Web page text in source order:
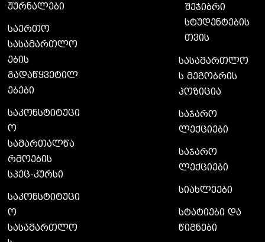
ჟურნალები
საერთო
სასამართლო
ების
გადაწყვეტილ
ებები
საკონსტიტუცი
ო
სამართალწა
რმოების
სპეც-კურსი
საკონსტიტუცი
ო
სასამართლო
შეჯიბრი
სტუდენტების
თვის
სასამართლო
ს მეგობრის
პოზიცია
საჯარო
ლექციები
საჯარო
ლექციები
სიახლეები
სტატიები და
წიგნები